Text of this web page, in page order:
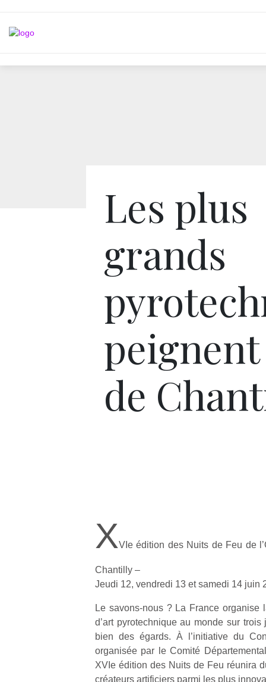
Les plus
grands
de
XVIe édition des Nuits de Feu de
Chantilly –
Jeudi 12, vendredi 13 et samedi 14 juin
Le savons-nous ? La France organise
d’art pyrotechnique au monde sur
bien des égards. À l’initiative du
organisée par le Comité
XVIe édition des Nuits de Feu réunira
créateurs artificiers parmi les plus